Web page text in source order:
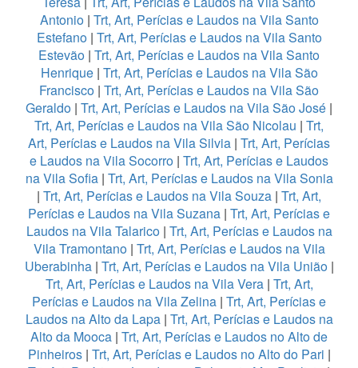
Antonio| Trt, Art, Perícias e Laudos na Vila Santo
Estefano| Trt, Art, Perícias e Laudos na Vila Santo
Estevão | Trt, Art, Perícias e Laudos na Vila Santo
Henrique| Trt, Art, Perícias e Laudos na Vila São
Francisco | Trt, Art, Perícias e Laudos na Vila São
Geraldo | Trt, Art, Perícias e Laudos na Vila São José |
Trt, Art, Perícias e Laudos na Vila São Nicolau | Trt,
Art, Perícias e Laudos na Vila Silvia | Trt, Art, Perícias
e Laudos na Vila Socorro | Trt, Art, Perícias e Laudos
na Vila Sofia| Trt, Art, Perícias e Laudos na Vila Sonia
| Trt, Art, Perícias e Laudos na Vila Souza | Trt, Art,
Perícias e Laudos na Vila Suzana | Trt, Art, Perícias e
Laudos na Vila Talarico| Trt, Art, Perícias e Laudos na
Vila Tramontano| Trt, Art, Perícias e Laudos na Vila
Uberabinha| Trt, Art, Perícias e Laudos na Vila União|
Trt, Art, Perícias e Laudos na Vila Vera| Trt, Art,
Perícias e Laudos na Vila Zelina | Trt, Art, Perícias e
Laudos na Alto da Lapa| Trt, Art, Perícias e Laudos na
Alto da Mooca | Trt, Art, Perícias e Laudos no Alto de
Pinheiros| Trt, Art, Perícias e Laudos no Alto do Pari |